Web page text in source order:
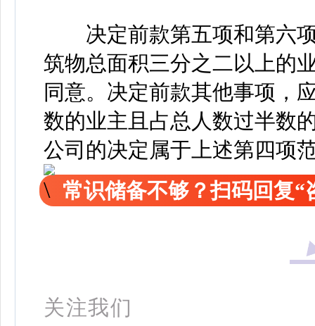
决定前款第五项和第六项
筑物总面积三分之二以上的
同意。决定前款其他事项，
数的业主且占总人数过半数
公司的决定属于上述第四项
常识储备不够？扫码回复“
关注我们